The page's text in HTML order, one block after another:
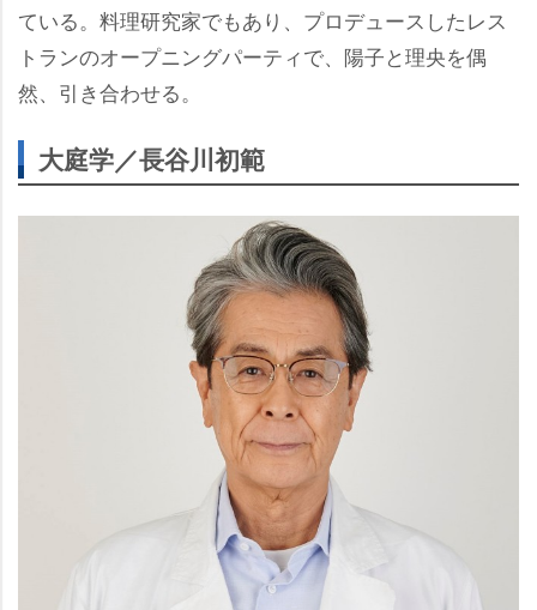
ている。料理研究家でもあり、プロデュースしたレス
トランのオープニングパーティで、陽子と理央を偶
然、引き合わせる。
大庭学／長谷川初範